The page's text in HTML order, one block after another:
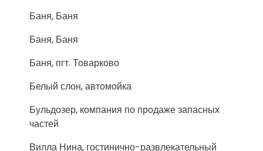
Баня, Баня
Баня, Баня
Баня, пгт. Товарково
Белый слон, автомойка
Бульдозер, компания по продаже запасных
частей
Вилла Нина, гостинично-развлекательный